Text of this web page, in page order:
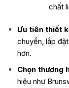
chất
Ưu tiên thiết
chuyển, lắp
hơn.
Chọn thương
hiệu như